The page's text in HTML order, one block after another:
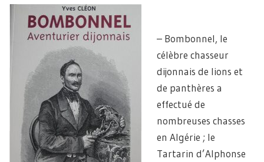
– Bombonnel, le
célèbre chasseur
dijonnais de lions et
de panthères a
effectué de
nombreuses chasses
en Algérie ; le
Tartarin d’Alphonse